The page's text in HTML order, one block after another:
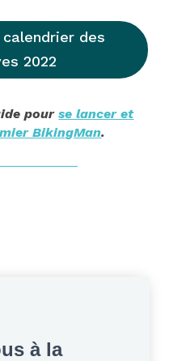
des
2022
pourse lancer et
BikingMan.
à la